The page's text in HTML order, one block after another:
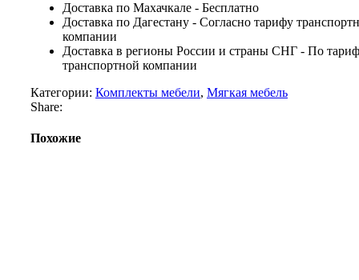
Доставка по Махачкале - Бесплатно
Доставка по Дагестану - Согласно тарифу
компании
Доставка в регионы России и страны СНГ - По
транспортной компании
Категории: Комплекты мебели, Мягкая мебель
Share:
Похожие